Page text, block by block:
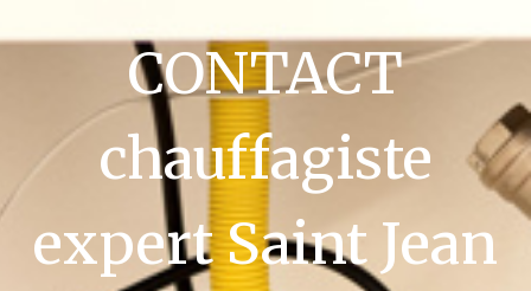
CONTACT
chauffagiste
expert Saint Jean